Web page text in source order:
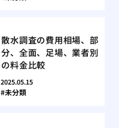
散水調査の費用相場、部
分、全面、足場、業者別
の料金比較
2025.05.15
未分類